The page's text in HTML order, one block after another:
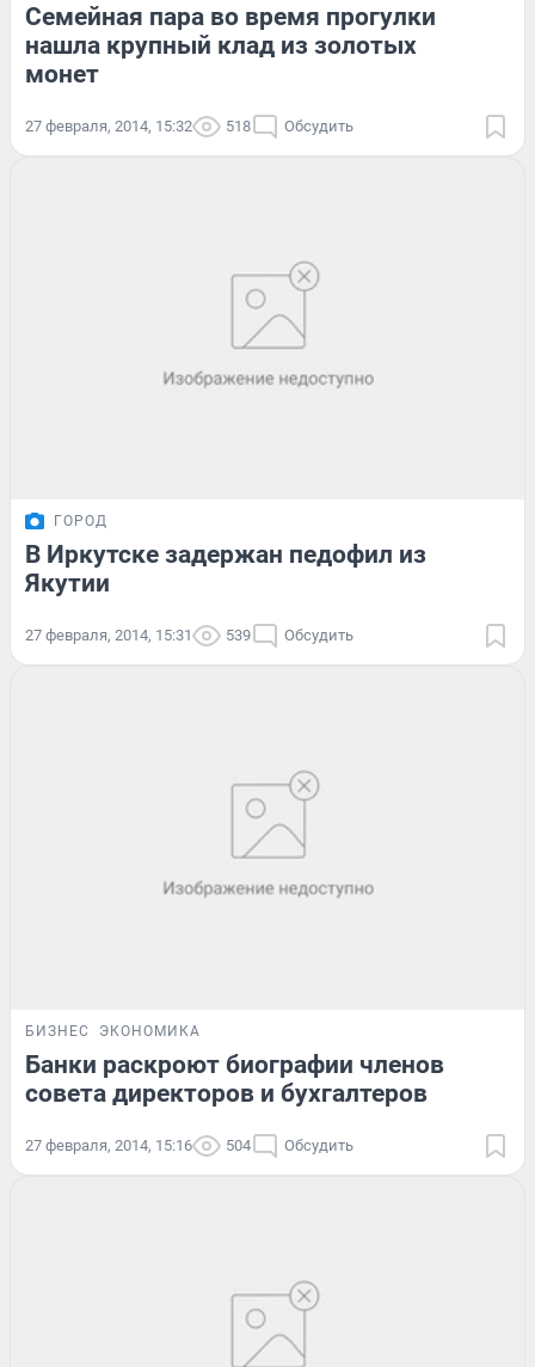
Семейная пара во время прогулки
нашла крупный клад из золотых
монет
27 февраля, 2014, 15:32 518 Обсудить
ГОРОД
В Иркутске задержан педофил из
Якутии
27 февраля, 2014, 15:31 539 Обсудить
БИЗНЕС ЭКОНОМИКА
Банки раскроют биографии членов
совета директоров и бухгалтеров
27 февраля, 2014, 15:16 504 Обсудить